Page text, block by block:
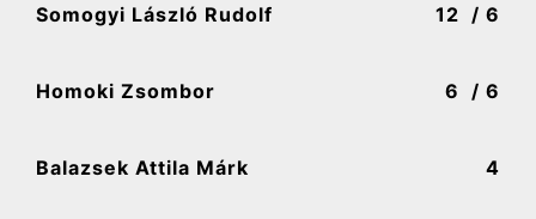
Somogyi László Rudolf 12 / 6
Homoki Zsombor 6 / 6
Balazsek Attila Márk 4